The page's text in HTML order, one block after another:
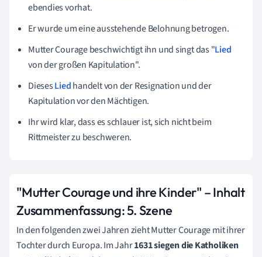
ebendies vorhat.
Er wurde um eine ausstehende Belohnung betrogen.
Mutter Courage beschwichtigt ihn und singt das "Lied
von der großen Kapitulation".
DiesesLiedhandelt von der Resignation und der
Kapitulation vor den Mächtigen.
Ihr wird klar, dass es schlauer ist, sich nicht beim
Rittmeister zu beschweren.
"Mutter Courage und ihre Kinder" – Inhalt
Zusammenfassung:5. Szene
In den folgenden zwei Jahren zieht Mutter Courage mit ihrer
Tochter durch Europa. Im Jahr1631siegen die Katholiken